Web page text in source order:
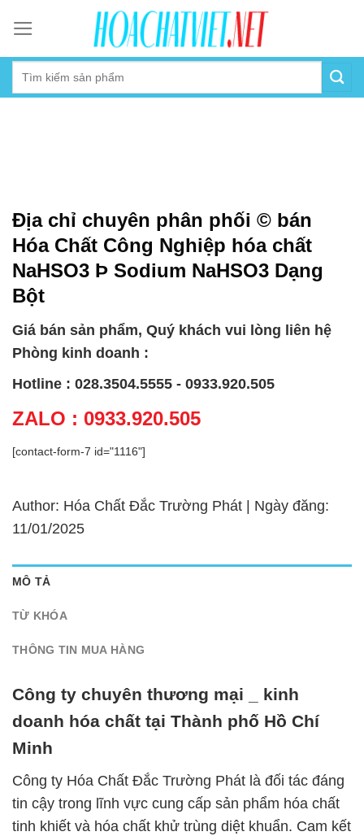
content
Địa chỉ chuyên phân phối © bán
Hóa Chất Công Nghiệp hóa chất
NaHSO3 Þ Sodium NaHSO3 Dạng
Bột
Giá bán sản phẩm, Quý khách vui lòng liên hệ
Phòng kinh doanh :
Hotline : 028.3504.5555 - 0933.920.505
ZALO : 0933.920.505
[contact-form-7 id="1116"]
Author: Hóa Chất Đắc Trường Phát | Ngày đăng:
11/01/2025
MÔ TẢ
TỪ KHÓA
THÔNG TIN MUA HÀNG
Công ty chuyên thương mại _ kinh
doanh hóa chất tại Thành phố Hồ Chí
Minh
Công ty Hóa Chất Đắc Trường Phát là đối tác đáng
tin cậy trong lĩnh vực cung cấp sản phẩm hóa chất
tinh khiết và hóa chất khử trùng diệt khuẩn. Cam kết